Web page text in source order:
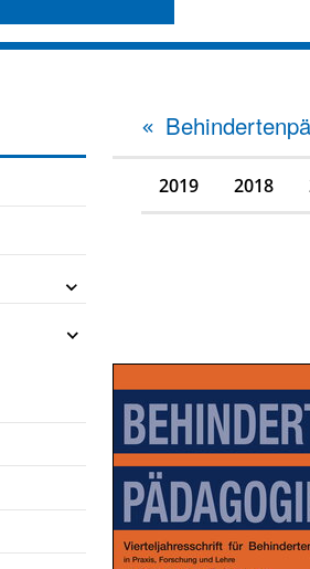
2019 2018